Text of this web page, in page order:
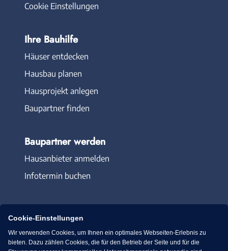
Cookie Einstellungen
Ihre Bauhilfe
Häuser entdecken
Hausbau planen
Hausprojekt anlegen
Baupartner finden
Baupartner werden
Hausanbieter anmelden
Infotermin buchen
Immowelt.de Bauen.de
Cookie-Einstellungen
Wir verwenden Cookies, um Ihnen ein optimales Webseiten-Erlebnis zu
bieten. Dazu zählen Cookies, die für den Betrieb der Seite und für die